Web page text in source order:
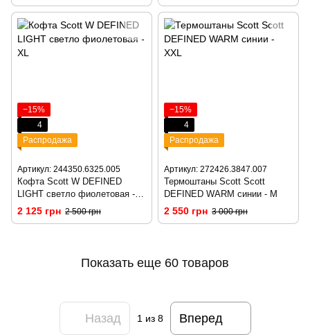
−15%
4
Распродажа
Артикул: 244350.6325.005
Кофта Scott W DEFINED
LIGHT светло фиолетовая -
XS
2 125 грн 2 500 грн
−15%
4
Распродажа
Артикул: 272426.3847.007
Термоштаны Scott Scott
DEFINED WARM синии - M
2 550 грн 3 000 грн
Показать еще 60 товаров
Назад 1из 8 Вперед